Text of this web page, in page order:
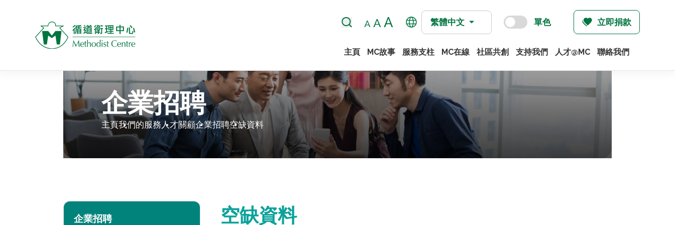
企業招聘
主頁我們的服務 人才關顧企業招聘空缺資料
企業招聘 空缺資料
繁體中文 單色 立即捐款
主頁 MC故事 服務支柱 MC在線 社區共創 支持我們 人才@MC 聯絡我們